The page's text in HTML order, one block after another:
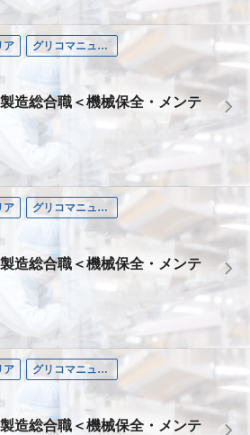
ア グリコマニュファクチャリングジャパン株式会社
造総合職＜機械保全・メンテ
ア グリコマニュファクチャリングジャパン株式会社
造総合職＜機械保全・メンテ
ア グリコマニュファクチャリングジャパン株式会社
造総合職＜機械保全・メンテ